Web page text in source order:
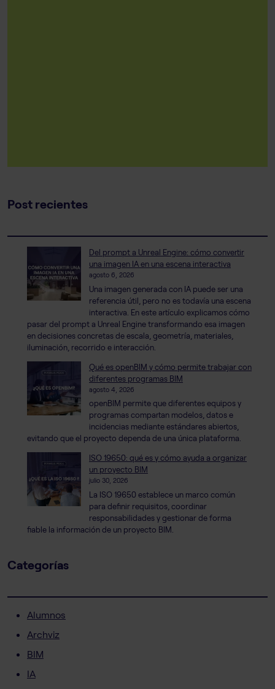
Post recientes
Del prompt a Unreal Engine: cómo convertir
una imagen IA en una escena interactiva
agosto 6, 2026
Una imagen generada con IA puede ser una
referencia útil, pero no es todavía una escena
interactiva. En este artículo explicamos cómo
pasar del prompt a Unreal Engine transformando esa imagen
en decisiones concretas de escala, geometría, materiales,
iluminación, recorrido e interacción.
Qué es openBIM y cómo permite trabajar con
diferentes programas BIM
agosto 4, 2026
openBIM permite que diferentes equipos y
programas compartan modelos, datos e
incidencias mediante estándares abiertos,
evitando que el proyecto dependa de una única plataforma.
ISO 19650: qué es y cómo ayuda a organizar
un proyecto BIM
julio 30, 2026
La ISO 19650 establece un marco común
para definir requisitos, coordinar
responsabilidades y gestionar de forma
fiable la información de un proyecto BIM.
Categorías
Alumnos
Archviz
BIM
IA